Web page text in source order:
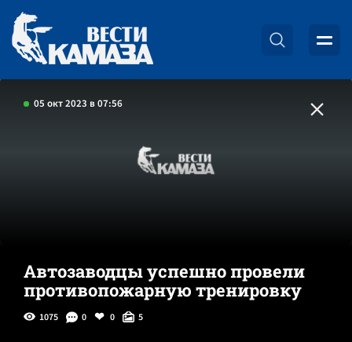
05 окт 2023 в 07:56
Автозаводцы успешно провели
противопожарную тренировку
1075 0 0 5